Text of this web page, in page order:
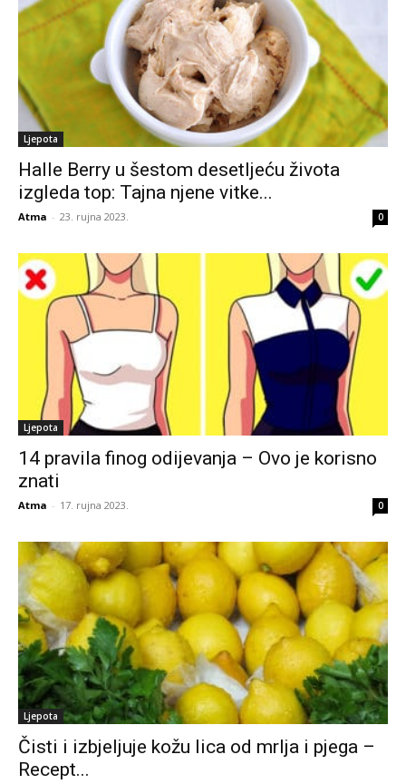
Ljepota
Halle Berry u šestom desetljeću života
izgleda top: Tajna njene vitke...
Atma - 23. rujna 2023. 0
Ljepota
14 pravila finog odijevanja – Ovo je korisno
znati
Atma - 17. rujna 2023. 0
Ljepota
Čisti i izbjeljuje kožu lica od mrlja i pjega –
Recept...